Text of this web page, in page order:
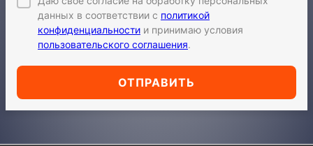
данных в соответствии с политикой
конфиденциальности и принимаю условия
пользовательского соглашения.
ОТПРАВИТЬ